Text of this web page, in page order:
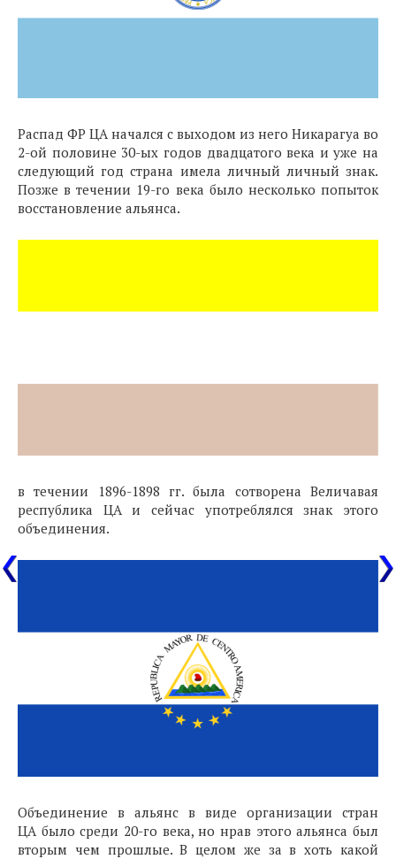
Распад ФР ЦА начался с выходом из него Никарагуа во
2-ой половине 30-ых годов двадцатого века и уже на
следующий год страна имела личный личный знак.
Позже в течении 19-го века было несколько попыток
восстановление альянса.
в течении 1896-1898 гг. была сотворена Величавая
республика ЦА и сейчас употреблялся знак этого
объединения.
Объединение в альянс в виде организации стран
ЦА было среди 20-го века, но нрав этого альянса был
вторым чем прошлые. В целом же за в хоть какой